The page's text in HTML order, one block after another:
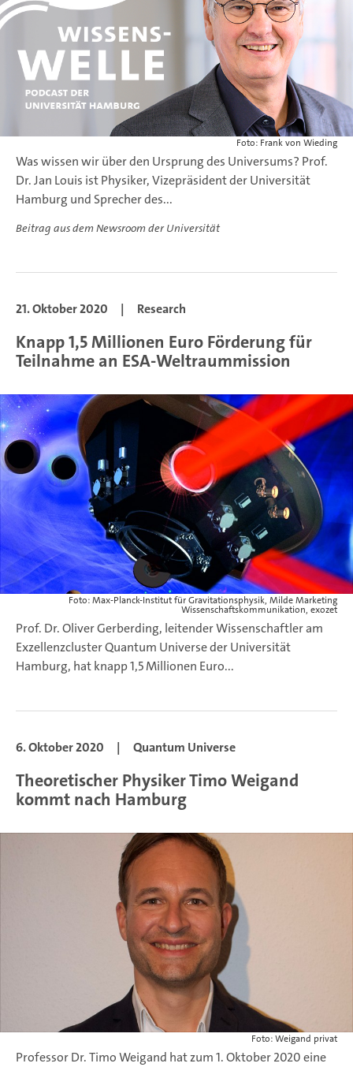
Foto: Frank von Wieding
Was wissen wir über den Ursprung des Universums? Prof.
Dr. Jan Louis ist Physiker, Vizepräsident der Universität
Hamburg und Sprecher des...
Beitrag aus dem Newsroom der Universität
21. Oktober 2020 | Research
Knapp 1,5 Millionen Euro Förderung für
Teilnahme an ESA-Weltraummission
Foto: Max-Planck-Institut für Gravitationsphysik, Milde Marketing
Wissenschaftskommunikation, exozet
Prof. Dr. Oliver Gerberding, leitender Wissenschaftler am
Exzellenzcluster Quantum Universe der Universität
Hamburg, hat knapp 1,5 Millionen Euro...
6. Oktober 2020 | Quantum Universe
Theoretischer Physiker Timo Weigand
kommt nach Hamburg
Foto: Weigand privat
Professor Dr. Timo Weigand hat zum 1. Oktober 2020 eine